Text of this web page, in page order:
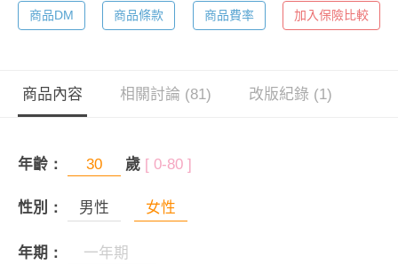
商品DM 商品條款 商品費率 加入保險比較
商品內容 相關討論 (81) 改版紀錄 (1)
年齡： 歲 [ 0-80 ]
性別： 男性 女性
年期：